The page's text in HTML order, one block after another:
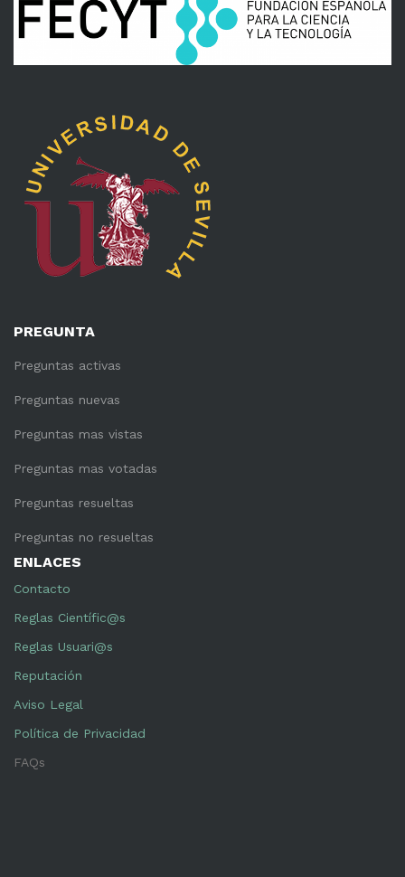
PREGUNTA
Preguntas activas
Preguntas nuevas
Preguntas mas vistas
Preguntas mas votadas
Preguntas resueltas
Preguntas no resueltas
ENLACES
Contacto
Reglas Científic@s
Reglas Usuari@s
Reputación
Aviso Legal
Política de Privacidad
FAQs